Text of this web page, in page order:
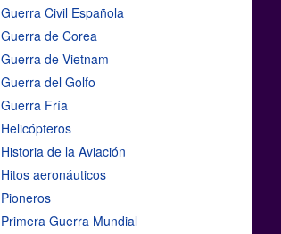
Guerra Civil Española
Guerra de Corea
Guerra de Vietnam
Guerra del Golfo
Guerra Fría
Helicópteros
Historia de la Aviación
Hitos aeronáuticos
Pioneros
Primera Guerra Mundial